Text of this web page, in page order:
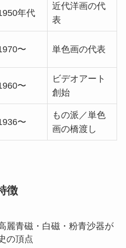
年代
近代洋画の代
表
〜 単色画の代表
〜
ビデオアート
創始
〜
もの派／単色
画の橋渡し
徴
麗青磁・白磁・粉青沙器が
の頂点